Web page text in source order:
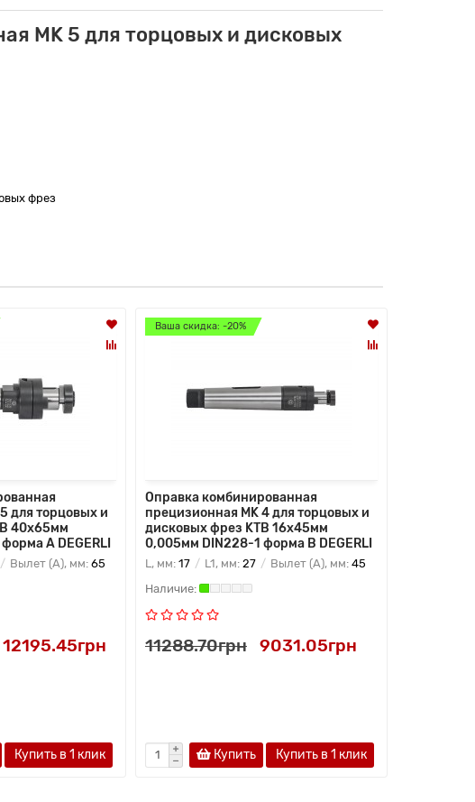
MK 5 для торцовых и дисковых
фрез
для торцовых и
40x65мм
A DEGERLI
Вылет (A), мм: 65
12195.45грн
Купить в 1 клик
Ваша скидка: -20%
Оправка комбинированная
прецизионная MK 4 для торцовых и
дисковых фрез KTB 16x45мм
0,005мм DIN228-1 форма B DEGERLI
L, мм: 17 L1, мм: 27 Вылет (A), мм: 45
11288.70грн 9031.05грн
Купить Купить в 1 клик